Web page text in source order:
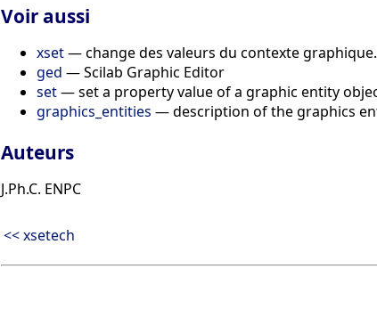
Voir aussi
xset— change des valeurs du contexte
ged — Scilab Graphic Editor
set— set a property value of a graphic entity
graphics_entities — description of the graphics
Auteurs
J.Ph.C. ENPC
<< xsetech